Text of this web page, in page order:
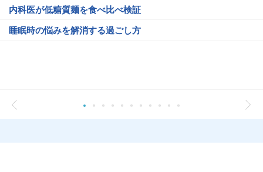
内科医が低糖質麺を食べ比べ検証
睡眠時の悩みを解消する過ごし方